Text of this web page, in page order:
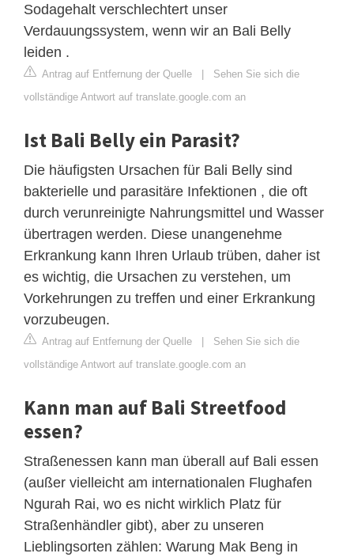
Sodagehalt verschlechtert unser
Verdauungssystem, wenn wir an Bali Belly
leiden .
Antrag auf Entfernung der Quelle | Sehen Sie sich die
vollständige Antwort auf translate.google.com an
Ist Bali Belly ein Parasit?
Die häufigsten Ursachen für Bali Belly sind
bakterielle und parasitäre Infektionen , die oft
durch verunreinigte Nahrungsmittel und Wasser
übertragen werden. Diese unangenehme
Erkrankung kann Ihren Urlaub trüben, daher ist
es wichtig, die Ursachen zu verstehen, um
Vorkehrungen zu treffen und einer Erkrankung
vorzubeugen.
Antrag auf Entfernung der Quelle | Sehen Sie sich die
vollständige Antwort auf translate.google.com an
Kann man auf Bali Streetfood
essen?
Straßenessen kann man überall auf Bali essen
(außer vielleicht am internationalen Flughafen
Ngurah Rai, wo es nicht wirklich Platz für
Straßenhändler gibt), aber zu unseren
Lieblingsorten zählen: Warung Mak Beng in